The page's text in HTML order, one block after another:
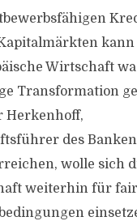
kann
Wirtschaft
Transformation
Herkenhoff,
des
wolle sich
weiterhin für